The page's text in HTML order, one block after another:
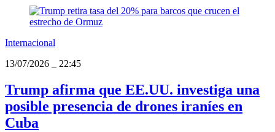
Internacional
13/07/2026
22:45
Trump afirma que EE.UU. investiga una
posible presencia de drones iraníes en
Cuba